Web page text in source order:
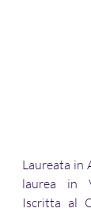
Laureata in
laurea in
Iscritta al